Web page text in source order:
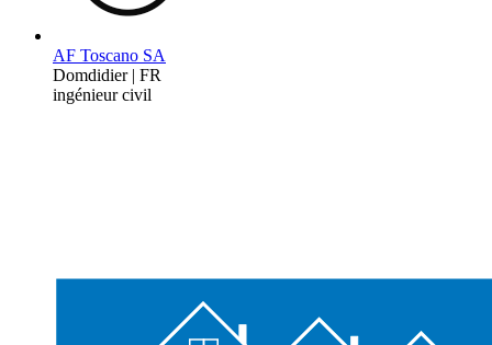
AF Toscano SA
Domdidier | FR
ingénieur civil